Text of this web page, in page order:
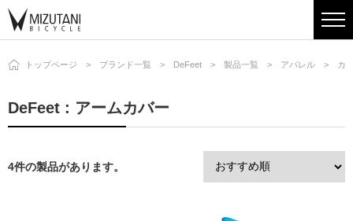
トップページ ブランド一覧 DeFeet 製品一覧 アパレル カ
DeFeet : アームカバー
4件の製品があります。